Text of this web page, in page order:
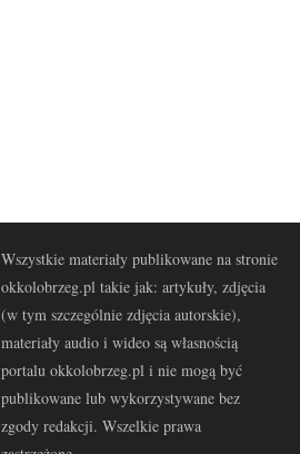
Wszystkie materiały publikowane na stronie
okkolobrzeg.pl takie jak: artykuły, zdjęcia
(w tym szczególnie zdjęcia autorskie),
materiały audio i wideo są własnością
portalu okkolobrzeg.pl i nie mogą być
publikowane lub wykorzystywane bez
zgody redakcji. Wszelkie prawa